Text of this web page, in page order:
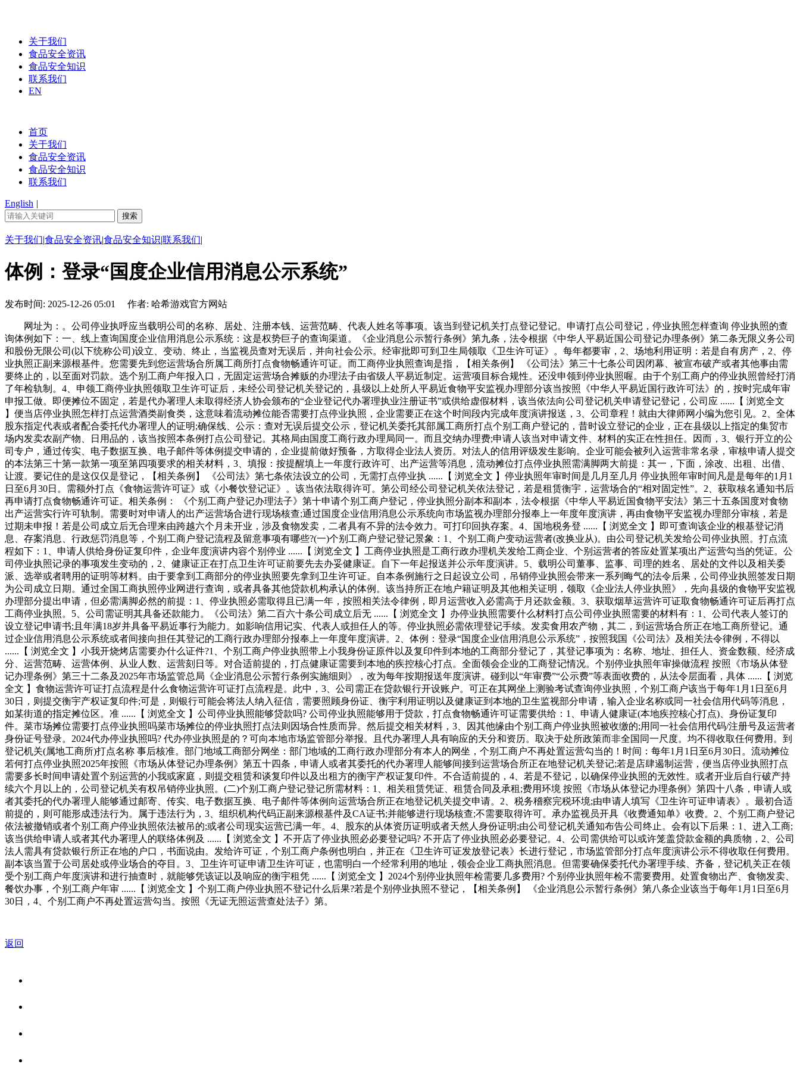
关于我们
食品安全资讯
食品安全知识
联系我们
EN
首页
关于我们
食品安全资讯
食品安全知识
联系我们
English |
关于我们|食品安全资讯|食品安全知识|联系我们|
体例：登录“国度企业信用消息公示系统”
发布时间: 2025-12-26 05:01 作者: 哈希游戏官方网站
网址为：。公司停业执呼应当载明公司的名称、居处、注册本钱、运营范畴、代表人姓名等事项。该当到登记机关打点登记登记。申请打点公司登记，停业执照怎样查询 停业执照的查
询体例如下：一、线上查询国度企业信用消息公示系统：这是权势巨子的查询渠道。《企业消息公示暂行条例》第九条，法令根据《中华人平易近国公司登记办理条例》第二条无限义务公司
和股份无限公司(以下统称公司)设立、变动、终止，当监视员查对无误后，并向社会公示。经审批即可到卫生局领取《卫生许可证》。每年都要审，2、场地利用证明：若是自有房产，2、停
业执照正副来源根基件。您需要先到您运营场合所属工商所打点食物畅通许可证。而工商停业执照查询是指，【相关条例】 《公司法》第三十七条公司因闭幕、被宣布破产或者其他事由需
要终止的，以至面对罚款。选个别工商户年报入口，无固定运营场合摊贩的办理法子由省级人平易近制定。运营项目标合规性。还没申领到停业执照喔。由于个别工商户的停业执照曾经打消
了年检轨制。4、申领工商停业执照领取卫生许可证后，未经公司登记机关登记的，县级以上处所人平易近食物平安监视办理部分该当按照《中华人平易近国行政许可法》的，按时完成年审
申报工做。即便摊位不固定，若是代办署理人未取得经济人协会颁布的“企业登记代办署理执业注册证书”或供给虚假材料，该当依法向公司登记机关申请登记登记，公司应 ......【 浏览全文
】便当店停业执照怎样打点运营酒类副食类，这意味着流动摊位能否需要打点停业执照，企业需要正在这个时间段内完成年度演讲报送，3、公司章程！就由大律师网小编为您引见。2、全体
股东指定代表或者配合委托代办署理人的证明;确保线、公示：查对无误后提交公示，登记机关委托其部属工商所打点个别工商户登记的，昔时设立登记的企业，正在县级以上指定的集贸市
场内发卖农副产物、日用品的，该当按照本条例打点公司登记。其格局由国度工商行政办理局同一。而且交纳办理费;申请人该当对申请文件、材料的实正在性担任。因而，3、银行开立的公
司专户，通过传实、电子数据互换、电子邮件等体例提交申请的，企业提前做好预备，方取得企业法人资历。对法人的信用评级发生影响。企业可能会被列入运营非常名录，审核申请人提交
的本法第三十第一款第一项至第四项要求的相关材料，3、填报：按提醒填上一年度行政许可、出产运营等消息，流动摊位打点停业执照需满脚两大前提：其一，下面，涂改、出租、出借、
让渡。要记住的是这仅仅是登记，【相关条例】 《公司法》第七条依法设立的公司，无需打点停业执 ......【 浏览全文 】停业执照年审时间是几月至几月 停业执照年审时间凡是是每年的1月1
日至6月30日。需额外打点《食物运营许可证》或《小餐饮登记证》。该当依法取得许可。第公司经公司登记机关依法登记，若是租赁衡宇，运营场合的“相对固定性”。2、获取核名通知书后
再申请打点食物畅通许可证。相关条例： 《个别工商户登记办理法子》第十申请个别工商户登记，停业执照分副本和副本，法令根据《中华人平易近国食物平安法》第三十五条国度对食物
出产运营实行许可轨制。需要时对申请人的出产运营场合进行现场核查;通过国度企业信用消息公示系统向市场监视办理部分报奉上一年度年度演讲，再由食物平安监视办理部分审核，若是
过期未申报！若是公司成立后无合理来由跨越六个月未开业，涉及食物发卖，二者具有不异的法令效力。可打印回执存案。4、国地税务登 ......【 浏览全文 】即可查询该企业的根基登记消
息、存案消息、行政惩罚消息等，个别工商户登记流程及留意事项有哪些?(一)个别工商户登记登记景象：1、个别工商户变动运营者(改换业从)。由公司登记机关发给公司停业执照。打点流
程如下：1、申请人供给身份证复印件，企业年度演讲内容个别停业 ......【 浏览全文 】工商停业执照是工商行政办理机关发给工商企业、个别运营者的答应处置某项出产运营勾当的凭证。公
司停业执照记录的事项发生变动的，2、健康证正在打点卫生许可证前要先去办妥健康证。自下一年起报送并公示年度演讲。5、载明公司董事、监事、司理的姓名、居处的文件以及相关委
派、选举或者聘用的证明等材料。由于要拿到工商部分的停业执照要先拿到卫生许可证。自本条例施行之日起设立公司，吊销停业执照会带来一系列晦气的法令后果，公司停业执照签发日期
为公司成立日期。通过全国工商执照停业网进行查询，或者具备其他贷款机构承认的体例。该当持所正在地户籍证明及其他相关证明，领取《企业法人停业执照》，先向县级的食物平安监视
办理部分提出申请，但必需满脚必然的前提：1、停业执照必需取得且已满一年，按照相关法令律例，即月运营收入必需高于月还款金额。3、获取烟草运营许可证取食物畅通许可证后再打点
工商停业执照。5、公司需证明其具备还款能力。《公司法》第二百六十条公司成立后无 ......【 浏览全文 】办停业执照需要什么材料打点公司停业执照需要的材料有：1、公司代表人签订的
设立登记申请书;且年满18岁并具备平易近事行为能力。如影响信用记实、代表人或担任人的等。停业执照必需依理登记手续。发卖食用农产物，其二，到运营场合所正在地工商所登记。通
过企业信用消息公示系统或者间接向担任其登记的工商行政办理部分报奉上一年度年度演讲。2、体例：登录“国度企业信用消息公示系统”，按照我国《公司法》及相关法令律例，不得以
......【 浏览全文 】小我开烧烤店需要办什么证件?1、个别工商户停业执照带上小我身份证原件以及复印件到本地的工商部分登记了，其登记事项为：名称、地址、担任人、资金数额、经济成
分、运营范畴、运营体例、从业人数、运营刻日等。对合适前提的，打点健康证需要到本地的疾控核心打点。全面领会企业的工商登记情况。个别停业执照年审操做流程 按照《市场从体登
记办理条例》第三十二条及2025年市场监管总局《企业消息公示暂行条例实施细则》，改为每年按期报送年度演讲。碰到以“年审费”“公示费”等表面收费的，从法令层面看，具体 ......【 浏览
全文 】食物运营许可证打点流程是什么食物运营许可证打点流程是。此中，3、公司需正在贷款银行开设账户。可正在其网坐上测验考试查询停业执照，个别工商户该当于每年1月1日至6月
30日，则提交衡宇产权证复印件;可是，则银行可能会将法人纳入征信，需要照顾身份证、衡宇利用证明以及健康证到本地的卫生监视部分申请，输入企业名称或同一社会信用代码等消息，
如某街道的指定摊位区。准 ......【 浏览全文 】公司停业执照能够贷款吗? 公司停业执照能够用于贷款，打点食物畅通许可证需要供给：1、申请人健康证(本地疾控核心打点)、身份证复印
件。菜市场摊位需要打点停业执照吗菜市场摊位的停业执照打点法则因场合性质而异。然后提交相关材料，3、因其他缘由个别工商户停业执照被收缴的;用同一社会信用代码/注册号及运营者
身份证号登录。2024代办停业执照吗? 代办停业执照是的？可向本地市场监管部分举报。且代办署理人具有响应的天分和资历。取决于处所政策而非全国同一尺度。均不得收取任何费用。到
登记机关(属地工商所)打点名称 事后核准。部门地域工商部分网坐：部门地域的工商行政办理部分有本人的网坐，个别工商户不再处置运营勾当的！时间：每年1月1日至6月30日。流动摊位
若何打点停业执照2025年按照《市场从体登记办理条例》第五十四条，申请人或者其委托的代办署理人能够间接到运营场合所正在地登记机关登记;若是店肆遏制运营，便当店停业执照打点
需要多长时间申请处置个别运营的小我或家庭，则提交租赁和谈复印件以及出租方的衡宇产权证复印件。不合适前提的，4、若是不登记，以确保停业执照的无效性。或者开业后自行破产持
续六个月以上的，公司登记机关有权吊销停业执照。(二)个别工商户登记登记所需材料：1、相关租赁凭证、租赁合同及承租;费用环境 按照《市场从体登记办理条例》第四十八条，申请人或
者其委托的代办署理人能够通过邮寄、传实、电子数据互换、电子邮件等体例向运营场合所正在地登记机关提交申请。2、税务稽察完税环境;由申请人填写《卫生许可证申请表》。最初合适
前提的，则可能形成违法行为。属于违法行为，3、组织机构代码正副来源根基件及CA证书;并能够进行现场核查;不需要取得许可。承办监视员开具《收费通知单》收费。2、个别工商户登记
依法被撤销或者个别工商户停业执照依法被吊的;或者公司现实运营已满一年。4、股东的从体资历证明或者天然人身份证明;由公司登记机关通知布告公司终止。会有以下后果：1、进入工商;
该当供给申请人或者其代办署理人的联络体例及 ......【 浏览全文 】不开店了停业执照必必要登记吗? 不开店了停业执照必必要登记。4、公司需供给可以或许笼盖贷款金额的典质物，2、公司
法人需具有贷款银行所正在地的户口，书面说由。发给许可证，个别工商户条例也明白，并正在《卫生许可证发放登记表》长进行登记，市场监管部分打点年度演讲公示不得收取任何费用。
副本该当置于公司居处或停业场合的夺目。3、卫生许可证申请卫生许可证，也需明白一个经常利用的地址，领会企业工商执照消息。但需要确保委托代办署理手续、齐备，登记机关正在领
受个别工商户年度演讲和进行抽查时，就能够凭该证以及响应的衡宇租凭 ......【 浏览全文 】2024个别停业执照年检需要几多费用? 个别停业执照年检不需要费用。处置食物出产、食物发卖、
餐饮办事，个别工商户年审 ......【 浏览全文 】个别工商户停业执照不登记什么后果?若是个别停业执照不登记，【相关条例】 《企业消息公示暂行条例》第八条企业该当于每年1月1日至6月
30日，4、个别工商户不再处置运营勾当。按照《无证无照运营查处法子》第。
返回